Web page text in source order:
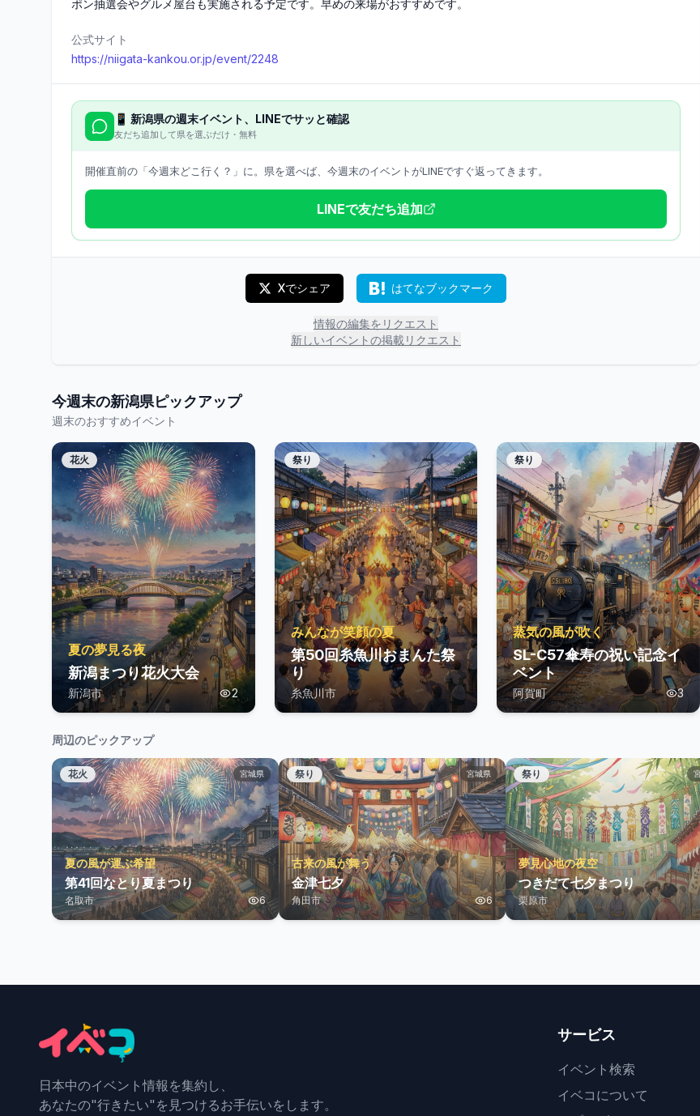
ポン抽選会やグルメ屋台も実施される予定です。早めの来場がおすすめです。
公式サイト
https://niigata-kankou.or.jp/event/2248
📱 新潟県の週末イベント、LINEでサッと確認
友だち追加して県を選ぶだけ・無料
開催直前の「今週末どこ行く？」に。県を選べば、今週末のイベントがLINEですぐ返ってきます。
LINEで友だち追加
Xでシェア はてなブックマーク
情報の編集をリクエスト
新しいイベントの掲載リクエスト
今週末の新潟県ピックアップ
週末のおすすめイベント
花火
夏の夢見る夜
新潟まつり花火大会
新潟市 2
祭り
みんなが笑顔の夏
第50回糸魚川おまんた祭
り
糸魚川市
祭り
蒸気の風が吹く
SL-C57傘寿の祝い記念イ
ベント
阿賀町 3
周辺のピックアップ
花火 宮城県
夏の風が運ぶ希望
第41回なとり夏まつり
名取市 6
祭り 宮城県
古来の風が舞う
金津七夕
角田市 6
祭り
夢見心地の夜空
つきだて七夕まつり
栗原市
日本中のイベント情報を集約し、
あなたの"行きたい"を見つけるお手伝いをします。
サービス
イベント検索
イベコについて